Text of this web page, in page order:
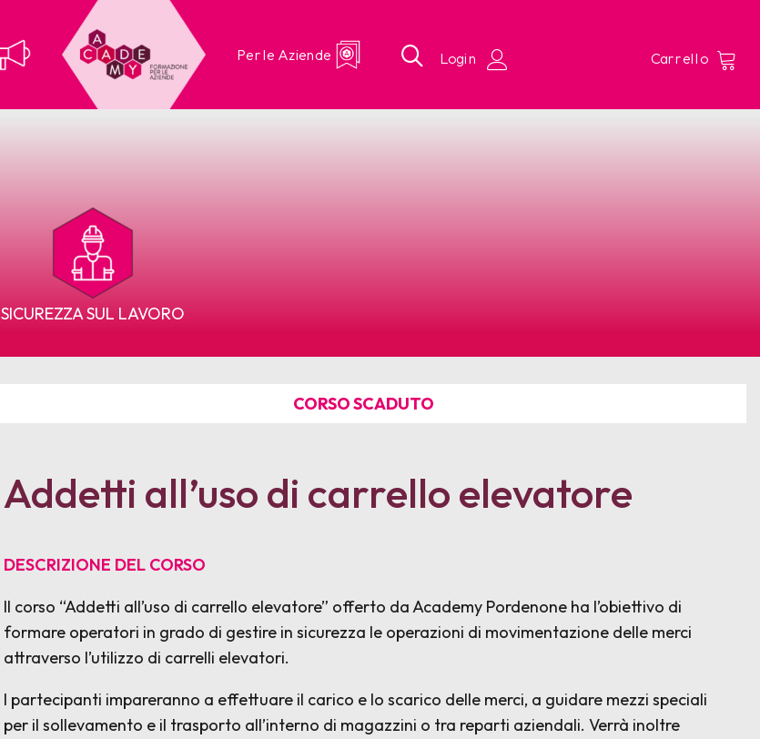
Per le Aziende
SICUREZZA SUL LAVORO
CORSO SCADUTO
Addetti all’uso di carrello elevatore
DESCRIZIONE DEL CORSO
Il corso “Addetti all’uso di carrello elevatore” offerto da Academy Pordenone ha l’obiettivo di
formare operatori in grado di gestire in sicurezza le operazioni di movimentazione delle merci
attraverso l’utilizzo di carrelli elevatori.
I partecipanti impareranno a effettuare il carico e lo scarico delle merci, a guidare mezzi speciali
per il sollevamento e il trasporto all’interno di magazzini o tra reparti aziendali. Verrà inoltre